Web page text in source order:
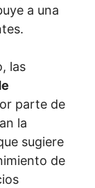
a una
las
parte de
la
sugiere
de